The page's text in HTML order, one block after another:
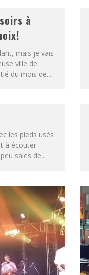
à
mais je vais
ville de
du mois de...
les pieds usés
à écouter
sales de...